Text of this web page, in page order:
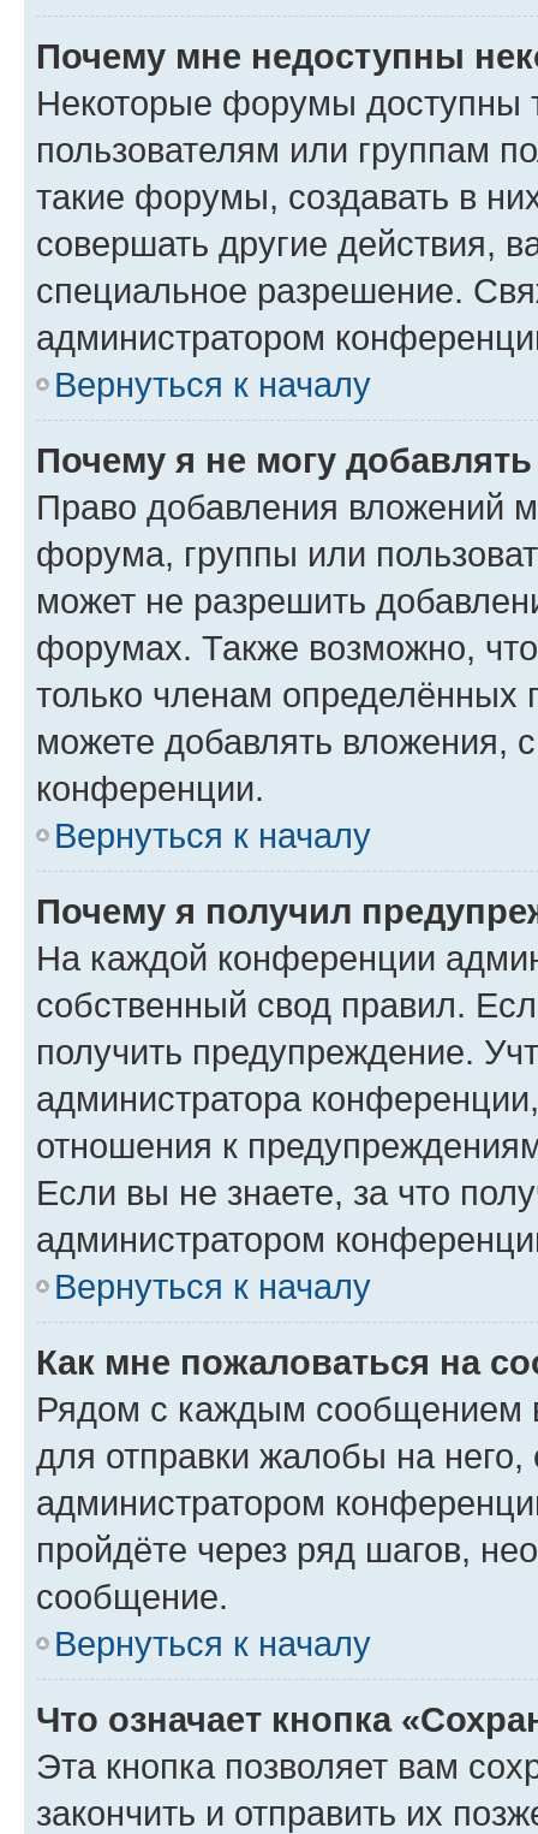
Почему мне недоступны
Некоторые форумы доступны
пользователям или группам
такие форумы, создавать в
совершать другие действия,
специальное разрешение.
администратором
Вернуться к началу
Почему я не могу
Право добавления вложений
форума, группы или
может не разрешить
форумах. Также возможно,
только членам определённых
можете добавлять вложения,
конференции.
Вернуться к началу
Почему я получил
На каждой конференции
собственный свод правил.
получить предупреждение.
администратора
отношения к
Если вы не знаете, за что
администратором
Вернуться к началу
Как мне пожаловаться на
Рядом с каждым сообщением
для отправки жалобы на
администратором
пройдёте через ряд шагов,
сообщение.
Вернуться к началу
Что означает кнопка
Эта кнопка позволяет вам
закончить и отправить их